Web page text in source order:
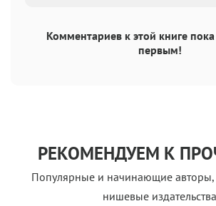
Комментариев к этой книге пока
первым!
РЕКОМЕНДУЕМ К
Популярные и начинающие
нишевые издательства